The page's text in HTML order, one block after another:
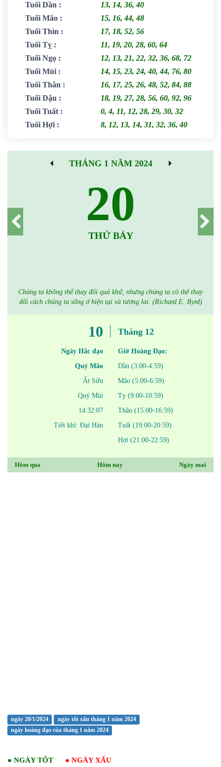
Tuổi Dần :
13, 14, 36, 40
Tuổi Mão :
15, 16, 44, 48
Tuổi Thìn :
17, 18, 52, 56
Tuổi Tỵ :
11, 19, 20, 28, 60, 64
Tuổi Ngọ :
12, 13, 21, 22, 32, 36, 68, 72
Tuổi Mùi :
14, 15, 23, 24, 40, 44, 76, 80
Tuổi Thân :
16, 17, 25, 26, 48, 52, 84, 88
Tuổi Dậu :
18, 19, 27, 28, 56, 60, 92, 96
Tuổi Tuất :
0, 4, 11, 12, 28, 29, 30, 32
Tuổi Hợi : 8, 12, 13, 14, 31, 32, 36, 40
THÁNG 1 NĂM 2024
20
THỨ BẢY
Chúng ta không thể thay đổi quá khứ, nhưng chúng ta có thể thay
đổi cách chúng ta sống ở hiện tại và tương lai. (Richard E. Byrd)
10
Ngày Hắc đạo
Quý Mão
Ất Sửu
Quý Mùi
14:32:07
Tiết khí: Đại Hàn
Tháng 12
Giờ Hoàng Đạo:
Dần (3:00-4:59)
Mão (5:00-6:59)
Tỵ (9:00-10:59)
Thân (15:00-16:59)
Tuất (19:00-20:59)
Hợi (21:00-22:59)
Hôm qua Hôm nay Ngày mai
ngày 20/1/2024
ngày tốt xấu tháng 1 năm 2024
ngày hoàng đạo của tháng 1 năm 2024
● NGÀY TỐT ● NGÀY XẤU